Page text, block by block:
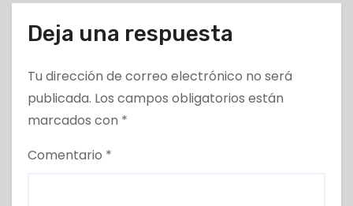
Deja una respuesta
Tu dirección de correo electrónico no será
publicada. Los campos obligatorios están
marcados con *
Comentario *